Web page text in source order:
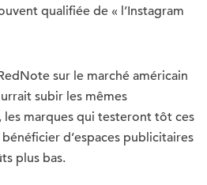
qualifiée de « l’Instagram
sur le marché américain
subir les mêmes
les marques qui testeront tôt ces
d’espaces publicitaires
plus bas.